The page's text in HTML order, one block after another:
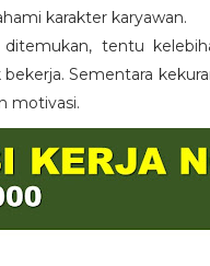
karakter karyawan.
tentu
Sementara
motivasi.